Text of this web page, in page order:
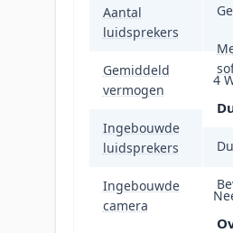
Aantal
luidsprekers
Gemiddeld
vermogen
4
Ingebouwde
luidsprekers
Ja
Ingebouwde
camera